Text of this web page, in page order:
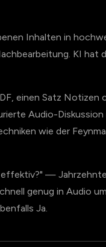
Inhalten in
KI hat
einen Satz Notizen
Audio-
wie der
—
genug in Audio
Ja.